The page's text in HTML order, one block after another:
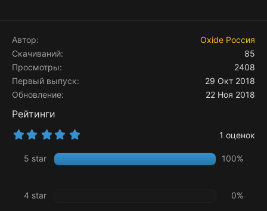
Автор
Oxide Россия
Скачиваний
85
Просмотры
2408
Первый выпуск
29 Окт 2018
Обновление
22 Ноя 2018
Рейтинги
5
0
0
1 оценок
5 star 100%
4 star 0%